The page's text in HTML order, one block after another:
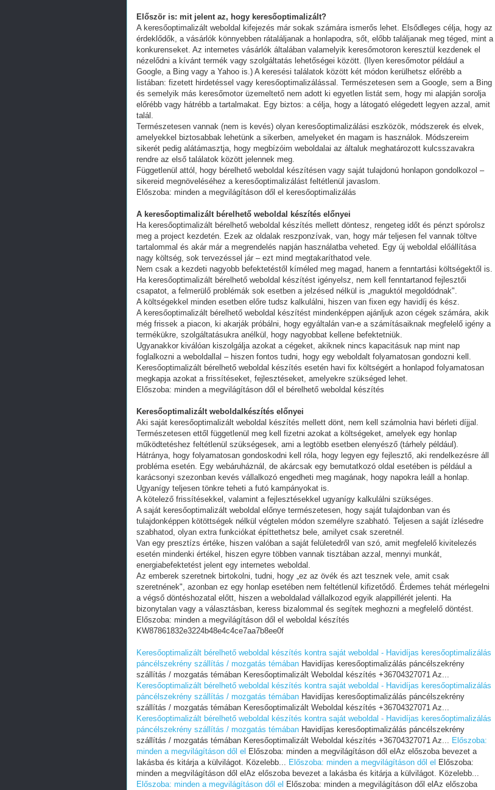
Először is: mit jelent az, hogy keresőoptimalizált?
A keresőoptimalizált weboldal kifejezés már sokak számára ismerős lehet. Elsődleges célja, hogy az
érdeklődők, a vásárlók könnyebben rátaláljanak a honlapodra, sőt, előbb találjanak meg téged, mint a
konkurenseket. Az internetes vásárlók általában valamelyik keresőmotoron keresztül kezdenek el
nézelődni a kívánt termék vagy szolgáltatás lehetőségei között. (Ilyen keresőmotor például a
Google, a Bing vagy a Yahoo is.) A keresési találatok között két módon kerülhetsz előrébb a
listában: fizetett hirdetéssel vagy keresőoptimalizálással. Természetesen sem a Google, sem a Bing
és semelyik más keresőmotor üzemeltető nem adott ki egyetlen listát sem, hogy mi alapján sorolja
előrébb vagy hátrébb a tartalmakat. Egy biztos: a célja, hogy a látogató elégedett legyen azzal, amit
talál.
Természetesen vannak (nem is kevés) olyan keresőoptimalizálási eszközök, módszerek és elvek,
amelyekkel biztosabbak lehetünk a sikerben, amelyeket én magam is használok. Módszereim
sikerét pedig alátámasztja, hogy megbízóim weboldalai az általuk meghatározott kulcsszavakra
rendre az első találatok között jelennek meg.
Függetlenül attól, hogy bérelhető weboldal készítésen vagy saját tulajdonú honlapon gondolkozol –
sikereid megnöveléséhez a keresőoptimalizálást feltétlenül javaslom.
Előszoba: minden a megvilágításon dől el keresőoptimalizálás
A keresőoptimalizált bérelhető weboldal készítés előnyei
Ha keresőoptimalizált bérelhető weboldal készítés mellett döntesz, rengeteg időt és pénzt spórolsz
meg a project kezdetén. Ezek az oldalak reszponzívak, van, hogy már teljesen fel vannak töltve
tartalommal és akár már a megrendelés napján használatba veheted. Egy új weboldal előállítása
nagy költség, sok tervezéssel jár – ezt mind megtakaríthatod vele.
Nem csak a kezdeti nagyobb befektetéstől kíméled meg magad, hanem a fenntartási költségektől is.
Ha keresőoptimalizált bérelhető weboldal készítést igényelsz, nem kell fenntartanod fejlesztői
csapatot, a felmerülő problémák sok esetben a jelzésed nélkül is „maguktól megoldódnak".
A költségekkel minden esetben előre tudsz kalkulálni, hiszen van fixen egy havidíj és kész.
A keresőoptimalizált bérelhető weboldal készítést mindenképpen ajánljuk azon cégek számára, akik
még frissek a piacon, ki akarják próbálni, hogy egyáltalán van-e a számításaiknak megfelelő igény a
termékükre, szolgáltatásukra anélkül, hogy nagyobbat kellene befektetniük.
Ugyanakkor kiválóan kiszolgálja azokat a cégeket, akiknek nincs kapacitásuk nap mint nap
foglalkozni a weboldallal – hiszen fontos tudni, hogy egy weboldalt folyamatosan gondozni kell.
Keresőoptimalizált bérelhető weboldal készítés esetén havi fix költségért a honlapod folyamatosan
megkapja azokat a frissítéseket, fejlesztéseket, amelyekre szükséged lehet.
Előszoba: minden a megvilágításon dől el bérelhető weboldal készítés
Keresőoptimalizált weboldalkészítés előnyei
Aki saját keresőoptimalizált weboldal készítés mellett dönt, nem kell számolnia havi bérleti díjjal.
Természetesen ettől függetlenül meg kell fizetni azokat a költségeket, amelyek egy honlap
működtetéshez feltétlenül szükségesek, ami a legtöbb esetben elenyésző (tárhely például).
Hátránya, hogy folyamatosan gondoskodni kell róla, hogy legyen egy fejlesztő, aki rendelkezésre áll
probléma esetén. Egy webáruháznál, de akárcsak egy bemutatkozó oldal esetében is például a
karácsonyi szezonban kevés vállalkozó engedheti meg magának, hogy napokra leáll a honlap.
Ugyanígy teljesen tönkre teheti a futó kampányokat is.
A kötelező frissítésekkel, valamint a fejlesztésekkel ugyanígy kalkulálni szükséges.
A saját keresőoptimalizált weboldal előnye természetesen, hogy saját tulajdonban van és
tulajdonképpen kötöttségek nélkül végtelen módon személyre szabható. Teljesen a saját ízlésedre
szabhatod, olyan extra funkciókat építtethetsz bele, amilyet csak szeretnél.
Van egy presztízs értéke, hiszen valóban a saját felületedről van szó, amit megfelelő kivitelezés
esetén mindenki értékel, hiszen egyre többen vannak tisztában azzal, mennyi munkát,
energiabefektetést jelent egy internetes weboldal.
Az emberek szeretnek birtokolni, tudni, hogy „ez az övék és azt tesznek vele, amit csak
szeretnének", azonban ez egy honlap esetében nem feltétlenül kifizetődő. Érdemes tehát mérlegelni
a végső döntéshozatal előtt, hiszen a weboldalad vállalkozod egyik alappillérét jelenti. Ha
bizonytalan vagy a választásban, keress bizalommal és segítek meghozni a megfelelő döntést.
Előszoba: minden a megvilágításon dől el weboldal készítés
KW87861832e3224b48e4c4ce7aa7b8ee0f
Keresőoptimalizált bérelhető weboldal készítés kontra saját weboldal - Havidíjas keresőoptimalizálás
páncélszekrény szállítás / mozgatás témában Havidíjas keresőoptimalizálás páncélszekrény
szállítás / mozgatás témában Keresőoptimalizált Weboldal készítés +36704327071 Az...
Keresőoptimalizált bérelhető weboldal készítés kontra saját weboldal - Havidíjas keresőoptimalizálás
páncélszekrény szállítás / mozgatás témában Havidíjas keresőoptimalizálás páncélszekrény
szállítás / mozgatás témában Keresőoptimalizált Weboldal készítés +36704327071 Az...
Keresőoptimalizált bérelhető weboldal készítés kontra saját weboldal - Havidíjas keresőoptimalizálás
páncélszekrény szállítás / mozgatás témában Havidíjas keresőoptimalizálás páncélszekrény
szállítás / mozgatás témában Keresőoptimalizált Weboldal készítés +36704327071 Az... Előszoba:
minden a megvilágításon dől el Előszoba: minden a megvilágításon dől elAz előszoba bevezet a
lakásba és kitárja a külvilágot. Közelebb... Előszoba: minden a megvilágításon dől el Előszoba:
minden a megvilágításon dől elAz előszoba bevezet a lakásba és kitárja a külvilágot. Közelebb...
Előszoba: minden a megvilágításon dől el Előszoba: minden a megvilágításon dől elAz előszoba